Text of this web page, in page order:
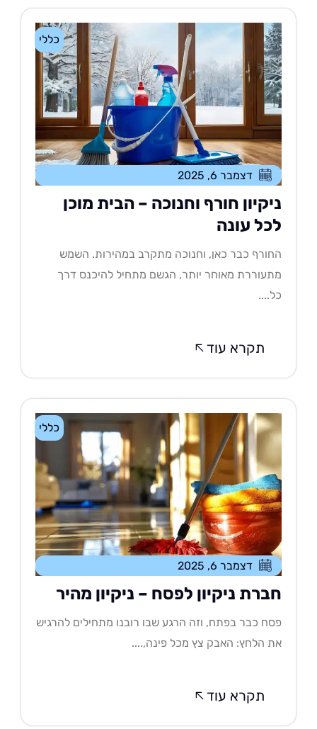
כללי
דצמבר 6, 2025
חורף וחנוכה – הבית מוכן
עונה
כבר כאן, וחנוכה מתקרב במהירות. השמש
מאוחר יותר, הגשם מתחיל להיכנס דרך
תקרא עוד
כללי
דצמבר 6, 2025
ניקיון לפסח – ניקיון מהיר
כבר בפתח, וזה הרגע שבו רובנו מתחילים להרגיש
הלחץ: האבק צץ מכל פינה,....
תקרא עוד